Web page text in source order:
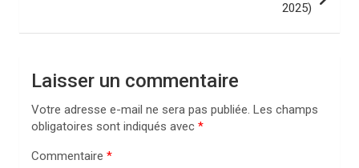
2025)
Laisser un commentaire
Votre adresse e-mail ne sera pas publiée. Les champs
obligatoires sont indiqués avec *
Commentaire *